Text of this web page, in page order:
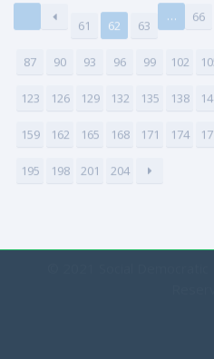
61 62 63
… 66
87 90 93 96 99 102
123 126 129 132 135 138
159 162 165 168 171 174
195 198 201 204